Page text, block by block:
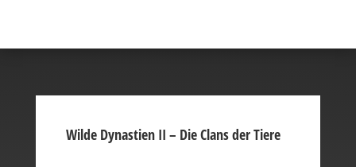
Wilde Dynastien II – Die Clans der Tiere